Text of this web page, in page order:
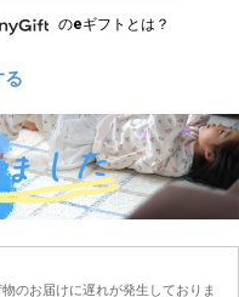
のeギフトとは？
る
のお届けに遅れが発生しておりま